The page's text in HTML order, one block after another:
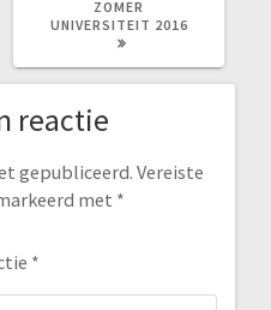
BERICHT:
ZOMER
UNIVERSITEIT 2016
reactie
gepubliceerd. Vereiste
met *
*